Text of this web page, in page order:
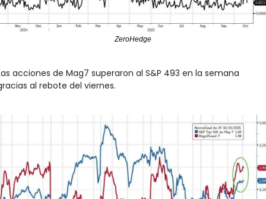
ZeroHedge
acciones de Mag7 superaron al S&P 493 en la semana
al rebote del viernes.